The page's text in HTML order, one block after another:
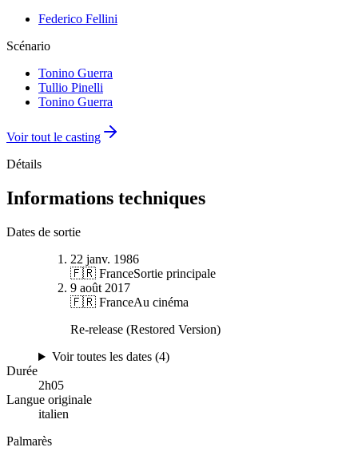
Federico Fellini
Scénario
Tonino Guerra
Tullio Pinelli
Tonino Guerra
Voir tout le casting
Détails
Informations techniques
Dates de sortie
22 janv. 1986
🇫🇷 FranceSortie principale
9 août 2017
🇫🇷 FranceAu cinéma
Re-release (Restored Version)
Voir toutes les dates (4)
Durée
2h05
Langue originale
italien
Palmarès